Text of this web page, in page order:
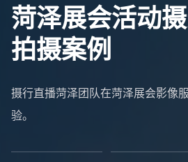
菏泽展会活动
拍摄案例
摄行直播菏泽团队在菏泽展会影像
验。